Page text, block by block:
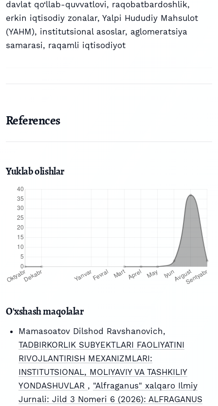
davlat qo‘llab-quvvatlovi, raqobatbardoshlik,
erkin iqtisodiy zonalar, Yalpi Hududiy Mahsulot
(YAHM), institutsional asoslar, aglomeratsiya
samarasi, raqamli iqtisodiyot
References
Yuklab olishlar
O'xshash maqolalar
Mamasoatov Dilshod Ravshanovich,
TADBIRKORLIK SUBYEKTLARI FAOLIYATINI
RIVOJLANTIRISH MEXANIZMLARI:
INSTITUTSIONAL, MOLIYAVIY VA TASHKILIY
YONDASHUVLAR , "Alfraganus" xalqaro Ilmiy
Jurnali: Jild 3 Nomeri 6 (2026): ALFRAGANUS